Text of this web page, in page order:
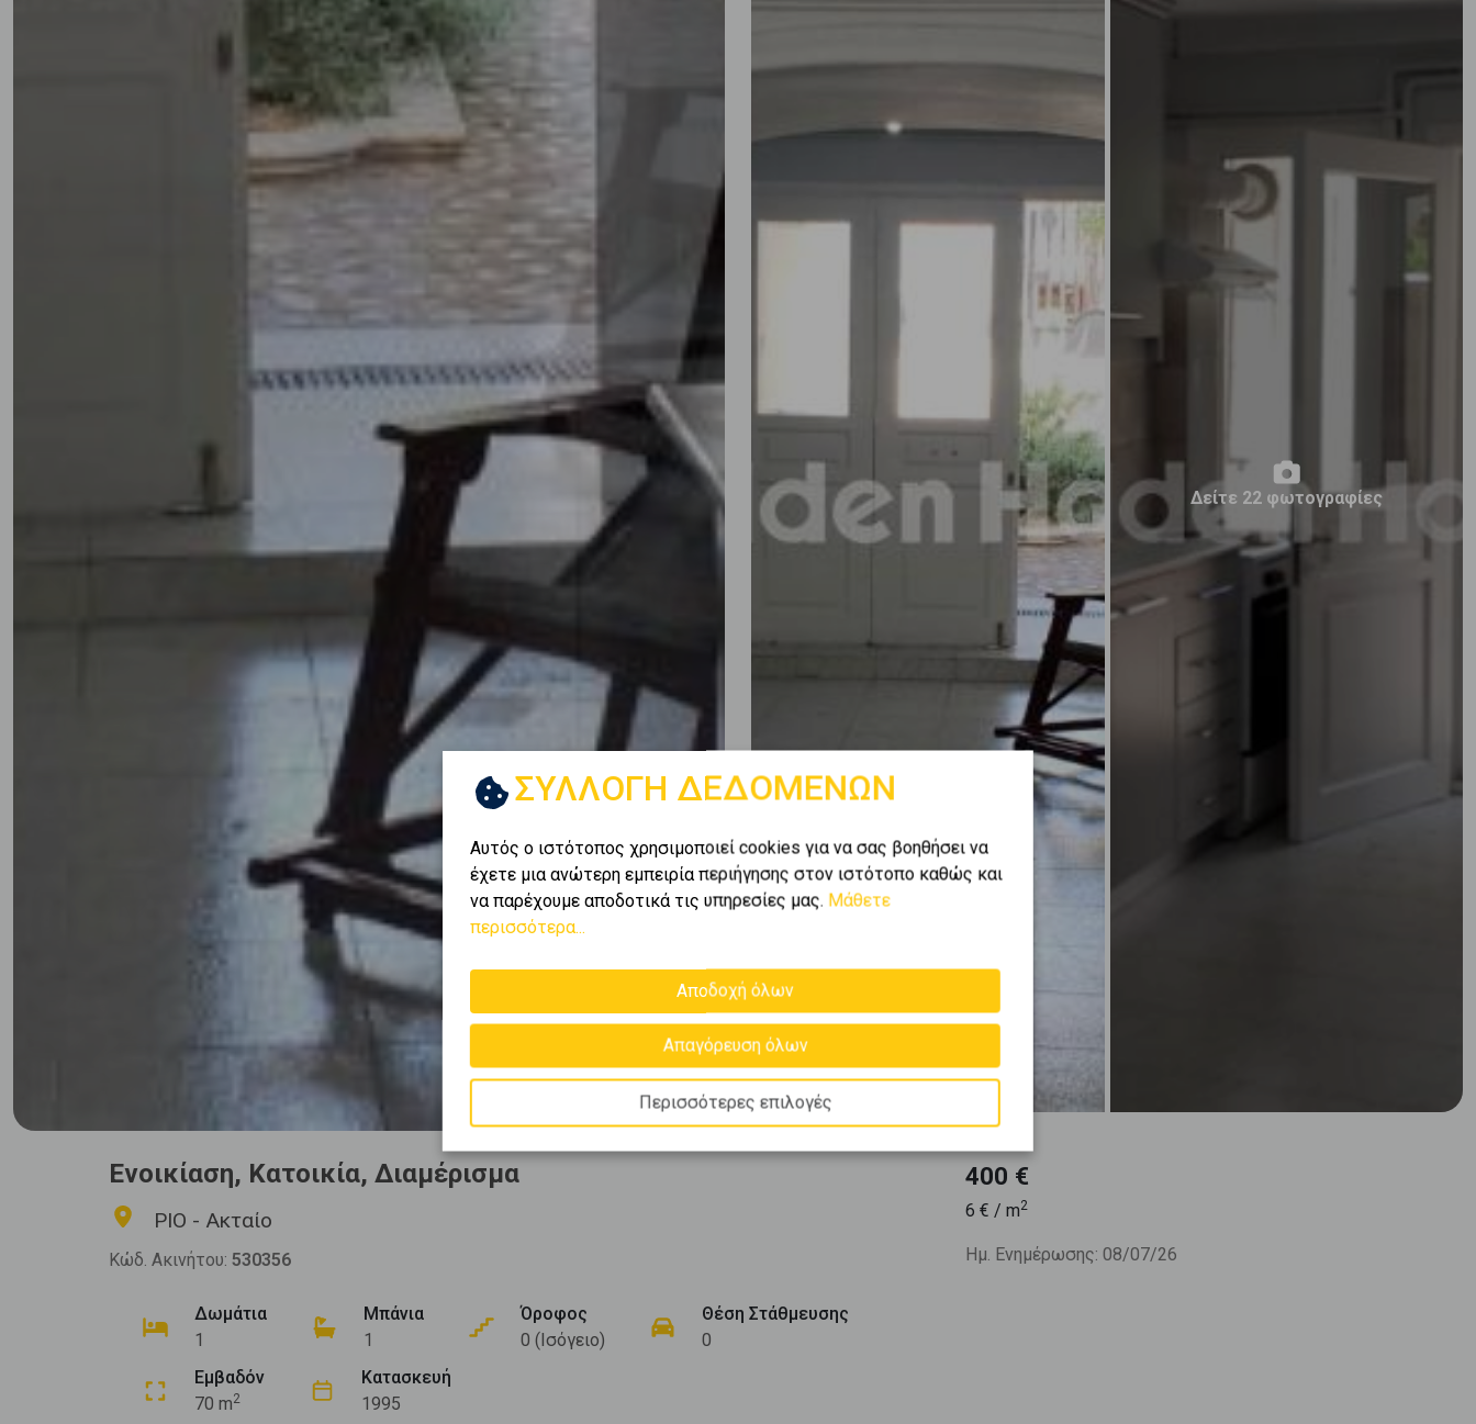
Δείτε 22 φωτογραφίες
Ενοικίαση, Κατοικία, Διαμέρισμα
ΡΙΟ - Ακταίο
Κώδ. Ακινήτου: 530356
Δωμάτια
1
Μπάνια
1
Όροφος
0 (Ισόγειο)
Θέση Στάθμευσης
0
Εμβαδόν
70 m2
Κατασκευή
1995
400 €
6 € / m2
Ημ. Ενημέρωσης: 08/07/26
ΣΥΛΛΟΓΗ ΔΕΔΟΜΕΝΩΝ
Αυτός ο ιστότοπος χρησιμοποιεί cookies για να σας βοηθήσει να
έχετε μια ανώτερη εμπειρία περιήγησης στον ιστότοπο καθώς και
να παρέχουμε αποδοτικά τις υπηρεσίες μας. Μάθετε
περισσότερα...
Αποδοχή όλων
Απαγόρευση όλων
Περισσότερες επιλογές